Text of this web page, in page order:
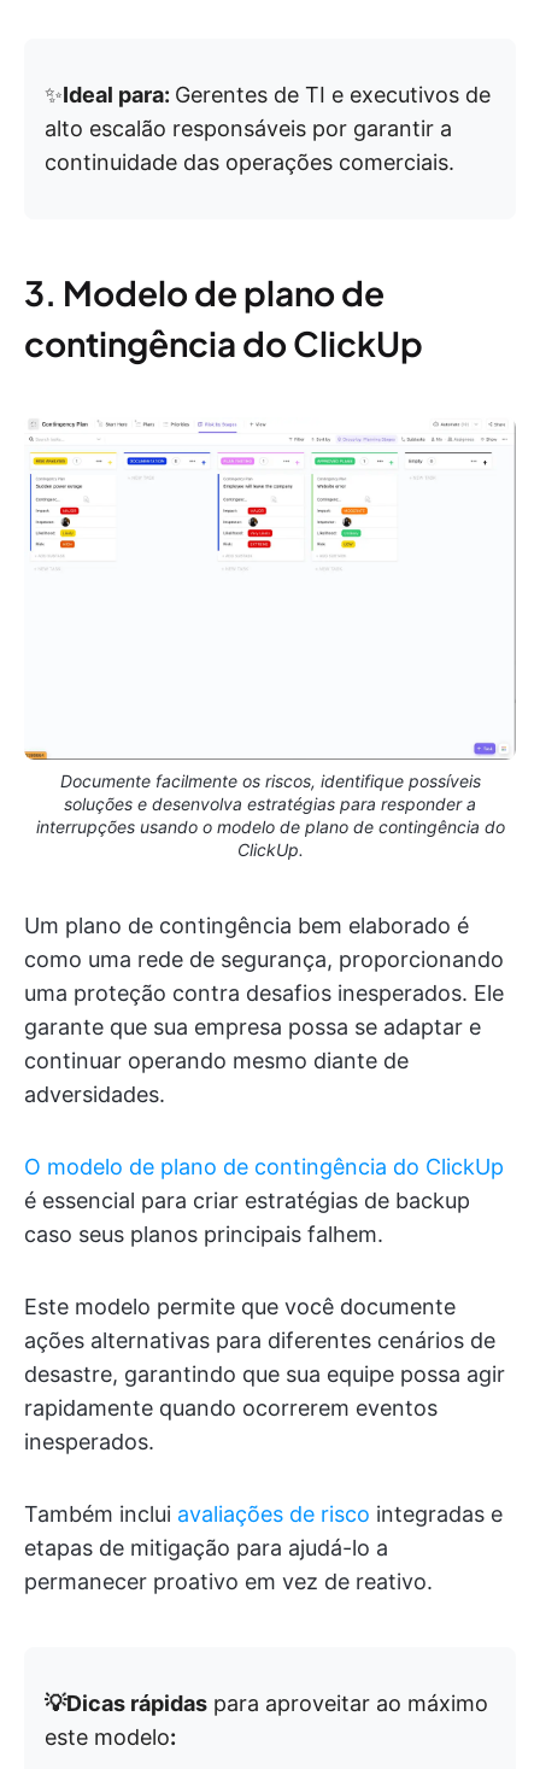
✨Ideal para: Gerentes de TI e executivos de
alto escalão responsáveis por garantir a
continuidade das operações comerciais.
3. Modelo de plano de
contingência do ClickUp
Documente facilmente os riscos, identifique possíveis
soluções e desenvolva estratégias para responder a
interrupções usando o modelo de plano de contingência do
ClickUp.
Um plano de contingência bem elaborado é
como uma rede de segurança, proporcionando
uma proteção contra desafios inesperados. Ele
garante que sua empresa possa se adaptar e
continuar operando mesmo diante de
adversidades.
O modelo de plano de contingência do ClickUp
é essencial para criar estratégias de backup
caso seus planos principais falhem.
Este modelo permite que você documente
ações alternativas para diferentes cenários de
desastre, garantindo que sua equipe possa agir
rapidamente quando ocorrerem eventos
inesperados.
Também inclui avaliações de risco integradas e
etapas de mitigação para ajudá-lo a
permanecer proativo em vez de reativo.
💡Dicas rápidas para aproveitar ao máximo
este modelo: